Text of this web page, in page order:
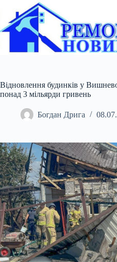
вмісту
Відновлення будинків у
понад 3 мільярди гривень
Богдан Дрига